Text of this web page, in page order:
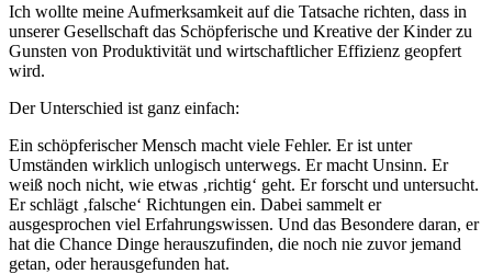
Ich wollte meine Aufmerksamkeit auf die Tatsache richten, dass in
unserer Gesellschaft das Schöpferische und Kreative der Kinder zu
Gunsten von Produktivität und wirtschaftlicher Effizienz geopfert
wird.
Der Unterschied ist ganz einfach:
Ein schöpferischer Mensch macht viele Fehler. Er ist unter
Umständen wirklich unlogisch unterwegs. Er macht Unsinn. Er
weiß noch nicht, wie etwas ‚richtig‘ geht. Er forscht und untersucht.
Er schlägt ‚falsche‘ Richtungen ein. Dabei sammelt er
ausgesprochen viel Erfahrungswissen. Und das Besondere daran, er
hat die Chance Dinge herauszufinden, die noch nie zuvor jemand
getan, oder herausgefunden hat.